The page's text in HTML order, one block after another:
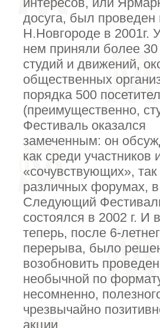
досуга, был проведен
Н.Новгороде в 2001г.
нем приняли более
студий и движений,
общественных
порядка 500
(преимущественно,
Фестиваль оказался
замеченным: он
как среди участников
«сочувствующих»,
различных форумах,
Следующий
состоялся в 2002 г. И
теперь, после 6-
перерыва, было
возобновить
необычной по
несомненно,
чрезвычайно
акции.